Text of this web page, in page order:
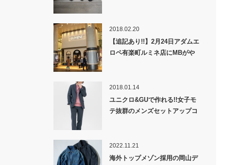
2018.02.20
【追記あり!!】2月24日アダムエ
ロペ有楽町ルミネ店にMBがや
2018.01.14
ユニクロ&GUで作れる!!女子モ
テ抜群のメンズセットアップコ
2022.11.21
海外トップメゾン採用の岡山デ